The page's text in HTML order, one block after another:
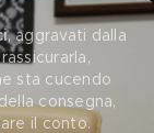
, aggravati dalla
sta cucendo
consegna,
il conto.